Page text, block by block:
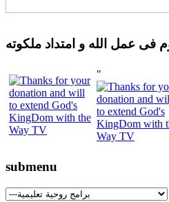
فى عمل الله و امتداد ملكوته
"
submenu